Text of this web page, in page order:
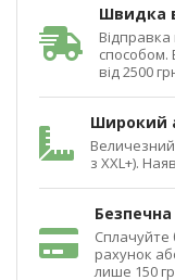
Швидка
способом.
від 2500
Широкий
Величезний
з XXL+).
Сплачуйте
рахунок
лише 150